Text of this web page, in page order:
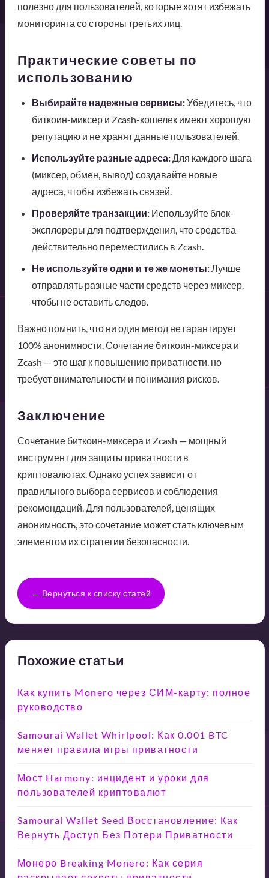
полезно для пользователей, которые хотят избежать
мониторинга со стороны третьих лиц.
Практические советы по
использованию
Выбирайте надежные сервисы:Убедитесь, что
биткоин-миксер и Zcash-кошелек имеют хорошую
репутацию и не хранят данные пользователей.
Используйте разные адреса:Для каждого шага
(миксер, обмен, вывод) создавайте новые
адреса, чтобы избежать связей.
Проверяйте транзакции:Используйте блок-
эксплореры для подтверждения, что средства
действительно переместились в Zcash.
Не используйте одни и те же монеты:Лучше
отправлять разные части средств через миксер,
чтобы не оставить следов.
Важно помнить, что ни один метод не гарантирует
100% анонимности. Сочетание биткоин-миксера и
Zcash — это шаг к повышению приватности, но
требует внимательности и понимания рисков.
Заключение
Сочетание биткоин-миксера и Zcash — мощный
инструмент для защиты приватности в
криптовалютах. Однако успех зависит от
правильного выбора сервисов и соблюдения
рекомендаций. Для пользователей, ценящих
анонимность, это сочетание может стать ключевым
элементом их стратегии безопасности.
← Вернуться к списку статей
Похожие статьи
Как купить Monero через СИМ-карту: полное
руководство
Samourai Wallet Whirlpool: Как 0.001 BTC
меняет правила игры приватности
Мост Harmony: инцидент и уроки для
пользователей криптовалют
Samourai Wallet Seed Восстановление: Как
Вернуть Доступ Без Потери Приватности
Монеро Breaking Monero: Как серия